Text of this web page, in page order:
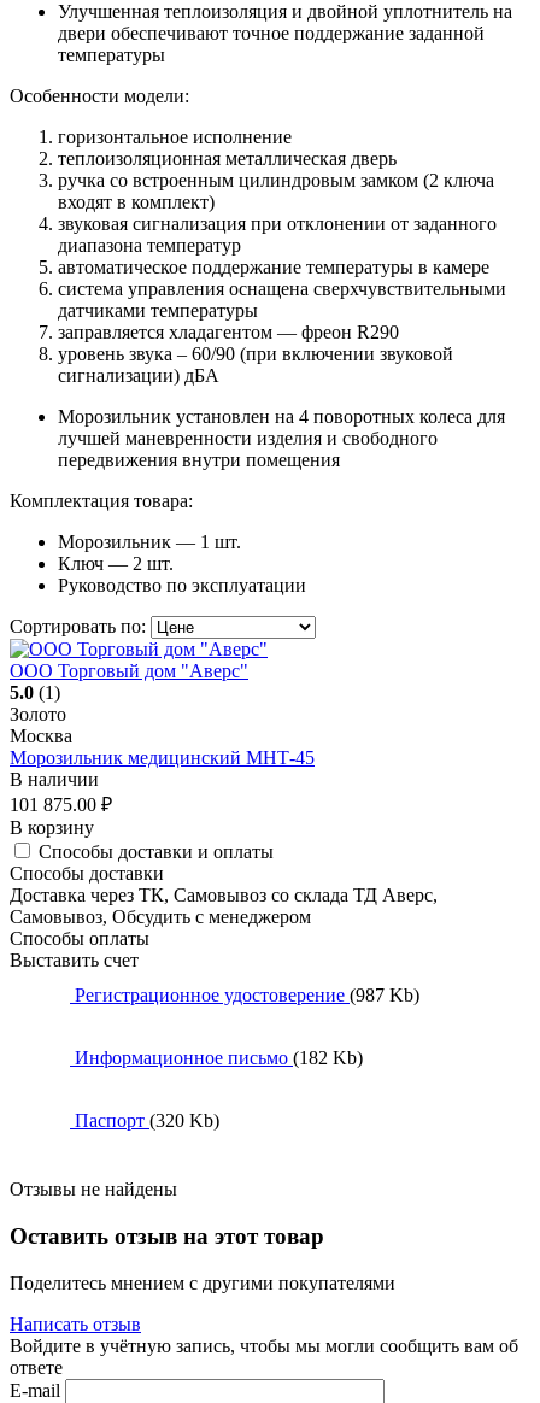
Улучшенная теплоизоляция и двойной уплотнитель на
двери обеспечивают точное поддержание заданной
температуры
Особенности модели:
горизонтальное исполнение
теплоизоляционная металлическая дверь
ручка со встроенным цилиндровым замком (2 ключа
входят в комплект)
звуковая сигнализация при отклонении от заданного
диапазона температур
автоматическое поддержание температуры в камере
система управления оснащена сверхчувствительными
датчиками температуры
заправляется хладагентом — фреон R290
уровень звука – 60/90 (при включении звуковой
сигнализации) дБА
Морозильник установлен на 4 поворотных колеса для
лучшей маневренности изделия и свободного
передвижения внутри помещения
Комплектация товара:
Морозильник — 1 шт.
Ключ — 2 шт.
Руководство по эксплуатации
Сортировать по:
ООО Торговый дом "Аверс"
5.0 (1)
Золото
Москва
Морозильник медицинский МНТ-45
В наличии
101 875.00 ₽
В корзину
Способы доставки и оплаты
Способы доставки
Доставка через ТК, Самовывоз со склада ТД Аверс,
Самовывоз, Обсудить с менеджером
Способы оплаты
Выставить счет
Регистрационное удостоверение (987 Kb)
Информационное письмо (182 Kb)
Паспорт (320 Kb)
Отзывы не найдены
Оставить отзыв на этот товар
Поделитесь мнением с другими покупателями
Написать отзыв
Войдите в учётную запись, чтобы мы могли сообщить вам об
ответе
E-mail